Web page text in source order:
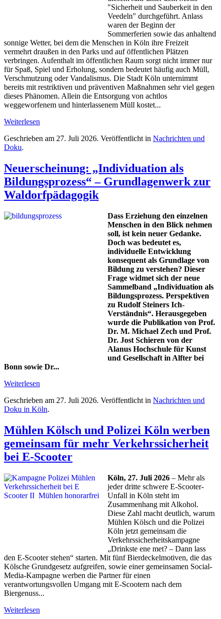
"Sicherheit und Sauberkeit in den
Veedeln" durchgeführt. Anlass
waren der Beginn der
Sommerferien sowie das anhaltend
sonnige Wetter, bei dem die Menschen in Köln ihre Freizeit
vermehrt draußen in den Parks und auf öffentlichen Plätzen
verbringen. Aufenthalt im öffentlichen Raum sorgt nicht immer nur
für Spaß, Spiel und Erholung, sondern bedeutet häufig auch Müll,
Verschmutzung oder Vandalismus. Die Stadt Köln unternimmt
bereits mit restriktiven und präventiven Maßnahmen sehr viel gegen
dieses Phänomen. Allein die Entsorgung von achtlos
weggeworfenem und hinterlassenem Müll kostet...
Weiterlesen
Geschrieben am 27. Juli 2026. Veröffentlicht in Nachrichten und
Doku.
Neuerscheinung: „Individuation als
Bildungsprozess“ – Grundlagenwerk zur
Waldorfpädagogik
Dass Erziehung den einzelnen
Menschen in den Blick nehmen
soll, ist kein neuer Gedanke.
Doch was bedeutet es,
individuelle Entwicklung
konsequent als Grundlage von
Bildung zu verstehen? Dieser
Frage widmet sich der neue
Sammelband „Individuation als
Bildungsprozess. Perspektiven
zu Rudolf Steiners Ich-
Verständnis“. Herausgegeben
wurde die Publikation von Prof.
Dr. M. Michael Zech und Prof.
Dr. Jost Schieren von der
Alanus Hochschule für Kunst
und Gesellschaft in Alfter bei
Bonn sowie Dr...
Weiterlesen
Geschrieben am 27. Juli 2026. Veröffentlicht in Nachrichten und
Doku in Köln.
Mühlen Kölsch und Polizei Köln werben
gemeinsam für mehr Verkehrssicherheit
bei E-Scooter
Köln, 27. Juli 2026 – Mehr als
jeder dritte schwere E-Scooter-
Unfall in Köln steht im
Zusammenhang mit Alkohol.
Diese Zahl macht deutlich, warum
Mühlen Kölsch und die Polizei
Köln jetzt gemeinsam die
Verkehrssicherheitskampagne
„Drinkste ene met? – Dann lass
den E-Scooter stehen“ starten. Mit fünf Bierdeckelmotiven, die das
Kölsche Grundgesetz aufgreifen, sowie einer gemeinsamen Social-
Media-Kampagne werben die Partner für einen
verantwortungsvollen Umgang mit E-Scootern nach dem
Biergenuss...
Weiterlesen